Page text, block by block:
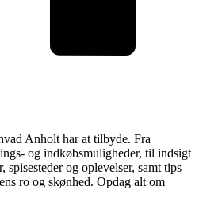
Anholt har at tilbyde. Fra
og indkøbsmuligheder, til indsigt
spisesteder og oplevelser, samt tips
ro og skønhed. Opdag alt om